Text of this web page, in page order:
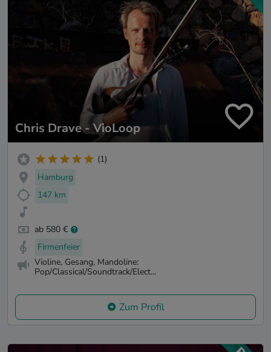
Chris Drave - VioLoop
(1)
Hamburg
147 km
ab 580 €
Firmenfeier
Violine, Gesang, Mandoline:
Pop/Classical/Soundtrack/Elect...
Zum Profil